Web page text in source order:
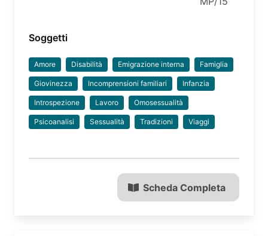
Soggetti
Amore Disabilità Emigrazione interna Famiglia
Giovinezza Incomprensioni familiari Infanzia
Introspezione Lavoro Omosessualità
Psicoanalisi Sessualità Tradizioni Viaggi
Scheda Completa